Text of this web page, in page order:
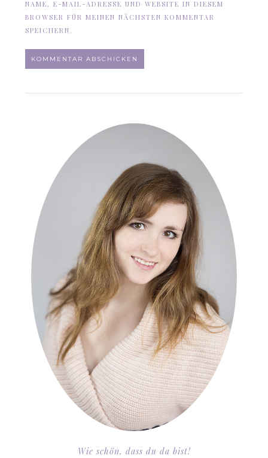
NAME, E-MAIL-ADRESSE UND WEBSITE IN DIESEM
BROWSER FÜR MEINEN NÄCHSTEN KOMMENTAR
SPEICHERN.
Wie schön, dass du da bist!